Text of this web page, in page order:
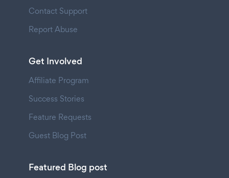
Contact Support
Report Abuse
Get Involved
Affiliate Program
Success Stories
Feature Requests
Guest Blog Post
Featured Blog post